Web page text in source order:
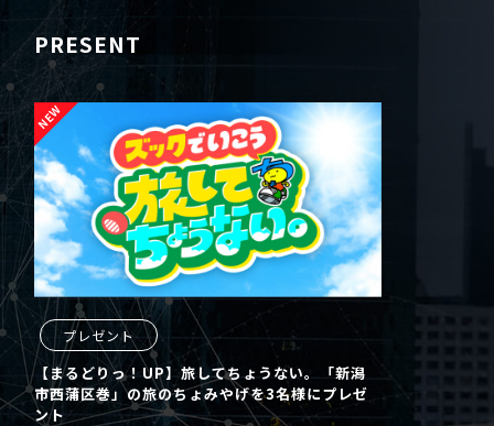
PRESENT
プレゼント
【まるどりっ！UP】旅してちょうない。「新潟
市西蒲区巻」の旅のちょみやげを3名様にプレゼ
ント